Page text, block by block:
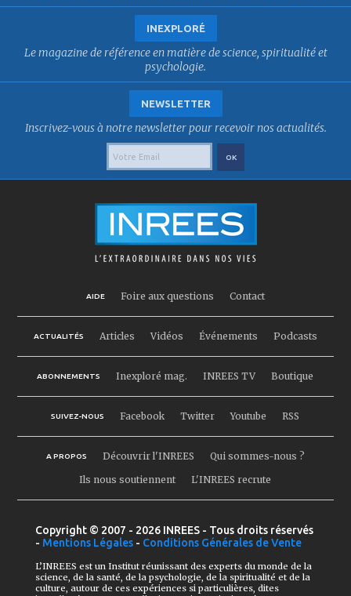
INEXPLORÉ
Le magazine de référence en matière de science, spiritualité et
psychologie.
NEWSLETTER
Inscrivez-vous à notre newsletter pour recevoir nos actualités.
AIDE Foire aux questions Contact
ACTUALITÉS Articles Vidéos Événements Podcasts
ABONNEMENTS Inexploré mag. INREES TV Boutique
SUIVEZ-NOUS Facebook Twitter Youtube RSS
A PROPOS Découvrir l'INREES
Qui sommes-nous ?
Ils nous soutiennent
L'INREES recrute
Copyright © 2007 - 2026 INREES - Tous droits réservés
- Mentions Légales- Conditions Générales de Vente
L’INREES est un Institut réunissant des experts du monde de la
science, de la santé, de la psychologie, de la spiritualité et de la
culture, autour de ces expériences si particulières, dites